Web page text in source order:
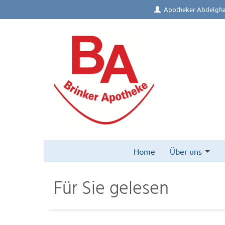
Apotheker
Home Über uns
Für Sie gelesen